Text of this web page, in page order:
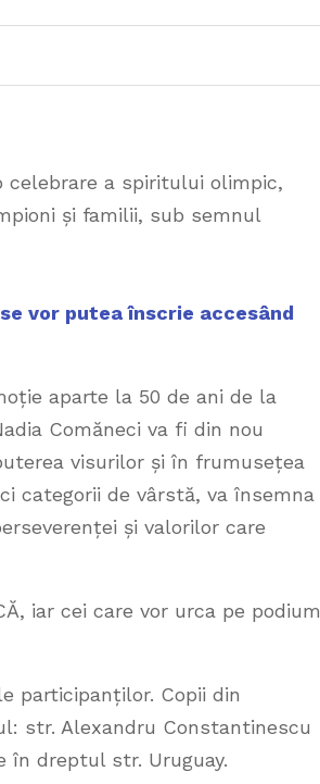
celebrare a spiritului olimpic,
și familii, sub semnul
vor putea înscrie accesând
aparte la 50 de ani de la
Comăneci va fi din nou
visurilor și în frumusețea
categorii de vârstă, va însemna
și valorilor care
iar cei care vor urca pe podium
participanților. Copii din
str. Alexandru Constantinescu
în dreptul str. Uruguay.